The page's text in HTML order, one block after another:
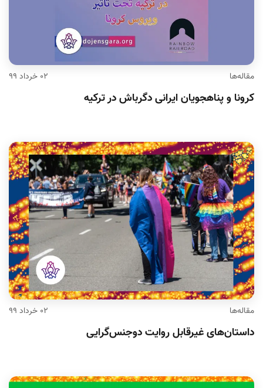
مقاله‌ها ۰۲ خرداد ۹۹
کرونا و پناهجویان ایرانی دگرباش در ترکیه
مقاله‌ها ۰۲ خرداد ۹۹
داستان‌های غیرقابل روایت دوجنس‌گرایی